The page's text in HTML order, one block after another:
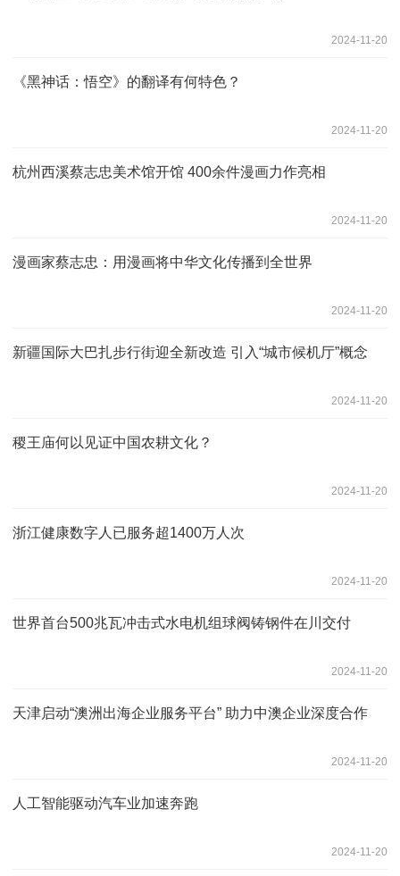
2024-11-20
《黑神话：悟空》的翻译有何特色？
2024-11-20
杭州西溪蔡志忠美术馆开馆 400余件漫画力作亮相
2024-11-20
漫画家蔡志忠：用漫画将中华文化传播到全世界
2024-11-20
新疆国际大巴扎步行街迎全新改造 引入“城市候机厅”概念
2024-11-20
稷王庙何以见证中国农耕文化？
2024-11-20
浙江健康数字人已服务超1400万人次
2024-11-20
世界首台500兆瓦冲击式水电机组球阀铸钢件在川交付
2024-11-20
天津启动“澳洲出海企业服务平台” 助力中澳企业深度合作
2024-11-20
人工智能驱动汽车业加速奔跑
2024-11-20